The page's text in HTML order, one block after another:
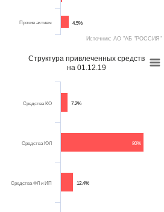
4.5%
Прочие активы
Источник: АО "АБ "РОССИЯ"
Структура привлеченных средств
на 01.12.19
7.2%
80%
12.4%
Средства КО
Средства ЮЛ
Средства ФЛ и ИП